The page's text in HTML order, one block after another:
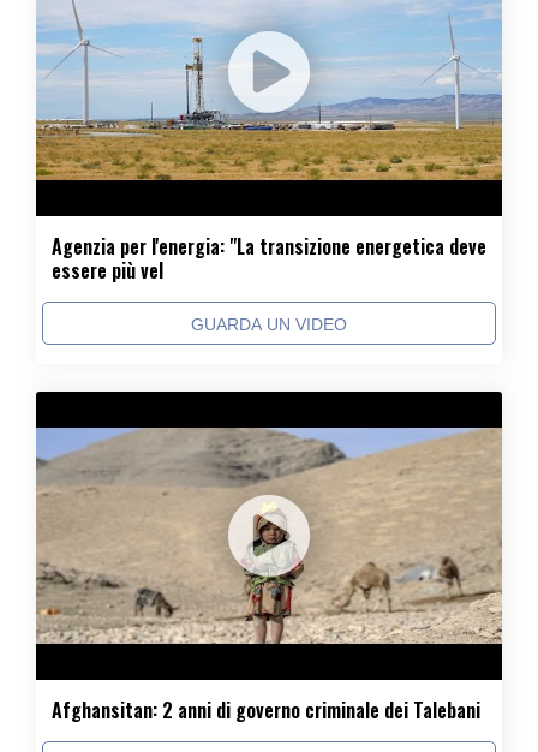
Agenzia per l'energia: "La transizione energetica deve
essere più vel
GUARDA UN VIDEO
Afghansitan: 2 anni di governo criminale dei Talebani